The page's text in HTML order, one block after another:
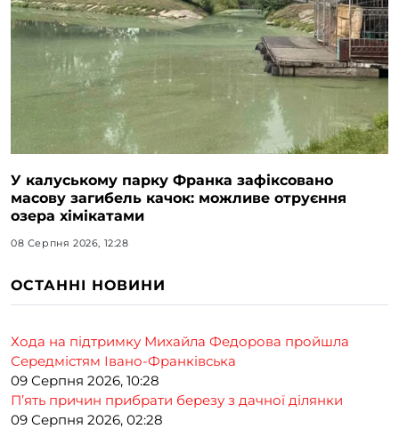
У калуському парку Франка зафіксовано
масову загибель качок: можливе отруєння
озера хімікатами
08 Серпня 2026, 12:28
ОСТАННІ НОВИНИ
Хода на підтримку Михайла Федорова пройшла
Середмістям Івано-Франківська
09 Серпня 2026, 10:28
П’ять причин прибрати березу з дачної ділянки
09 Серпня 2026, 02:28